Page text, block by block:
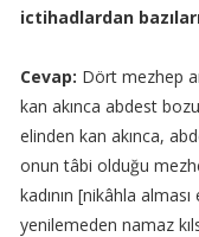
ictihadlardan
Cevap: Dört mezhep
kan akınca abdest
elinden kan akınca,
onun tâbi olduğu
kadının [nikâhla
yenilemeden namaz